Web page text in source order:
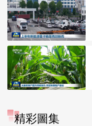
精彩圖集